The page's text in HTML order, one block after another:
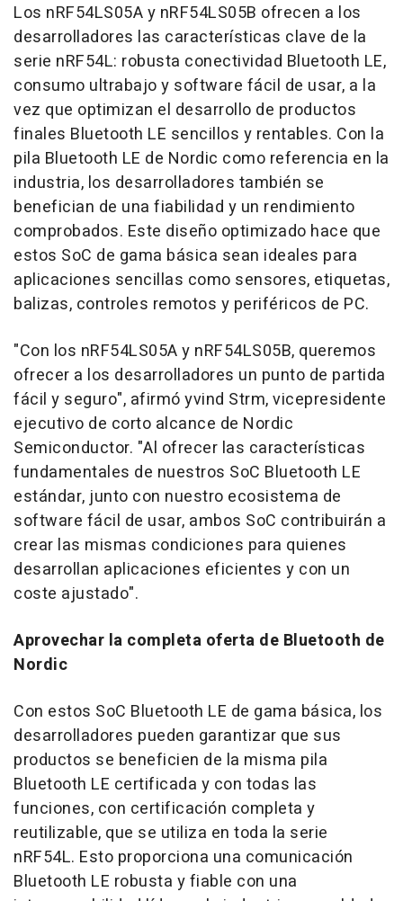
Los nRF54LS05A y nRF54LS05B ofrecen a los
desarrolladores las características clave de la
serie nRF54L: robusta conectividad Bluetooth LE,
consumo ultrabajo y software fácil de usar, a la
vez que optimizan el desarrollo de productos
finales Bluetooth LE sencillos y rentables. Con la
pila Bluetooth LE de Nordic como referencia en la
industria, los desarrolladores también se
benefician de una fiabilidad y un rendimiento
comprobados. Este diseño optimizado hace que
estos SoC de gama básica sean ideales para
aplicaciones sencillas como sensores, etiquetas,
balizas, controles remotos y periféricos de PC.
"Con los nRF54LS05A y nRF54LS05B, queremos
ofrecer a los desarrolladores un punto de partida
fácil y seguro", afirmó yvind Strm, vicepresidente
ejecutivo de corto alcance de Nordic
Semiconductor. "Al ofrecer las características
fundamentales de nuestros SoC Bluetooth LE
estándar, junto con nuestro ecosistema de
software fácil de usar, ambos SoC contribuirán a
crear las mismas condiciones para quienes
desarrollan aplicaciones eficientes y con un
coste ajustado".
Aprovechar la completa oferta de Bluetooth de
Nordic
Con estos SoC Bluetooth LE de gama básica, los
desarrolladores pueden garantizar que sus
productos se beneficien de la misma pila
Bluetooth LE certificada y con todas las
funciones, con certificación completa y
reutilizable, que se utiliza en toda la serie
nRF54L. Esto proporciona una comunicación
Bluetooth LE robusta y fiable con una